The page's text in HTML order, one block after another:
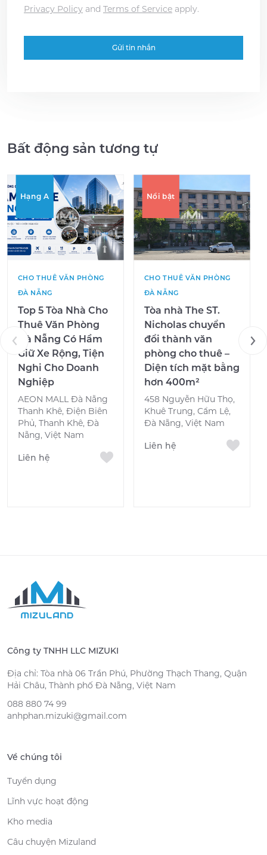
Privacy Policy and Terms of Service apply.
Bất động sản tương tự
Hạng A
CHO THUÊ VĂN PHÒNG
ĐÀ NẴNG
Top 5 Tòa Nhà Cho
Thuê Văn Phòng
Đà Nẵng Có Hầm
Giữ Xe Rộng, Tiện
Nghi Cho Doanh
Nghiệp
AEON MALL Đà Nẵng
Thanh Khê, Điện Biên
Phủ, Thanh Khê, Đà
Nẵng, Việt Nam
Liên hệ
Nổi bật
CHO THUÊ VĂN PHÒNG
ĐÀ NẴNG
Tòa nhà The ST.
Nicholas chuyển
đổi thành văn
phòng cho thuê –
Diện tích mặt bằng
hơn 400m²
458 Nguyễn Hữu Thọ,
Khuê Trung, Cẩm Lệ,
Đà Nẵng, Việt Nam
Liên hệ
Công ty TNHH LLC MIZUKI
Địa chỉ: Tòa nhà 06 Trần Phú, Phường Thạch Thang, Quận
Hải Châu, Thành phố Đà Nẵng, Việt Nam
088 880 74 99
anhphan.mizuki@gmail.com
Về chúng tôi
Tuyển dụng
Lĩnh vực hoạt động
Kho media
Câu chuyện Mizuland